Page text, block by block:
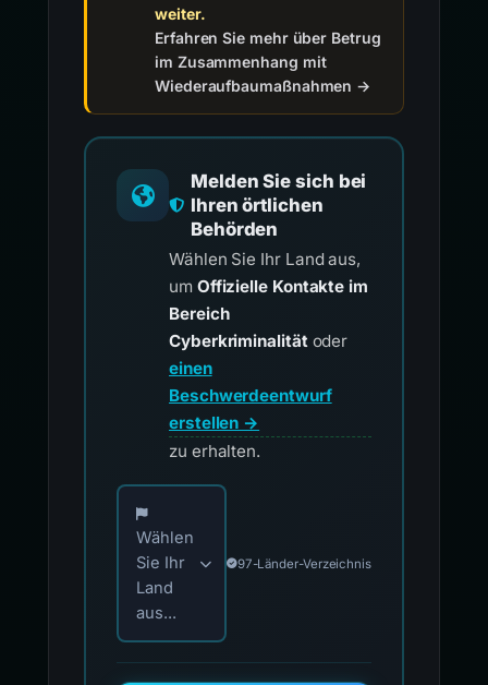
weiter.
Erfahren Sie mehr über Betrug
im Zusammenhang mit
Wiederaufbaumaßnahmen →
Melden Sie sich bei
Ihren örtlichen
Behörden
Wählen Sie Ihr Land aus,
um Offizielle Kontakte im
Bereich
Cyberkriminalitätoder
einen
Beschwerdeentwurf
erstellen →
zu erhalten.
Wählen Sie Ihr Land für offizielle
Wählen
Sie Ihr
Land
aus...
97-Länder-Verzeichnis